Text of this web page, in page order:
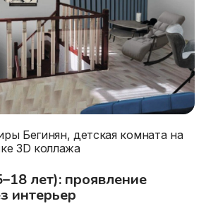
Бегинян, детская комната на
3D коллажа
лет): проявление
интерьер